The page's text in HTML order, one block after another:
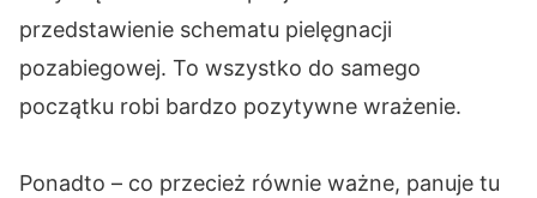
przedstawienie schematu pielęgnacji
pozabiegowej. To wszystko do samego
początku robi bardzo pozytywne wrażenie.
Ponadto – co przecież równie ważne, panuje tu